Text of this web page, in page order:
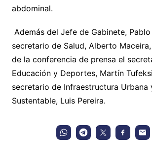
abdominal.
Además del Jefe de Gabinete,
secretario de Salud, Alberto
de la conferencia de prensa el
Educación y Deportes, Martín
secretario de Infraestructura Urbana
Sustentable, Luis Pereira.